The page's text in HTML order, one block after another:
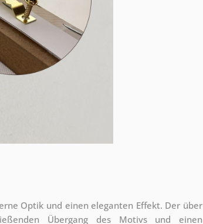
Optik und einen eleganten Effekt. Der über
Übergang des Motivs und einen